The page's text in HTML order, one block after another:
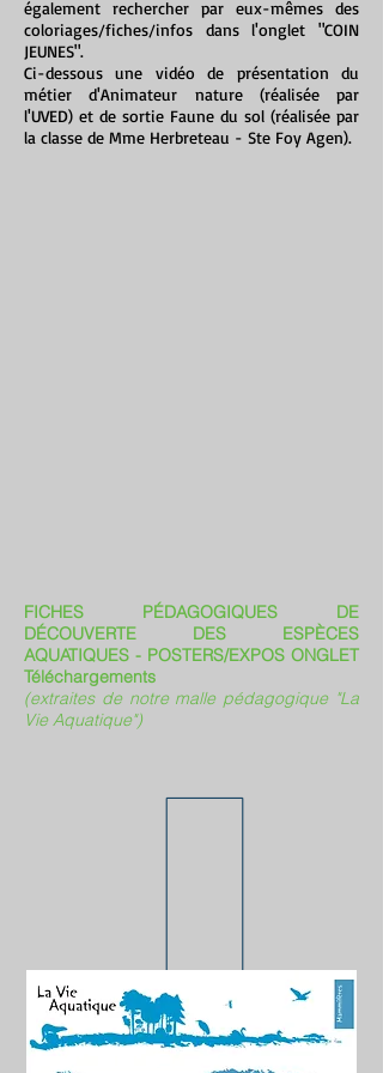
également rechercher par eux-mêmes des
coloriages/fiches/infos dans l'onglet "COIN
JEUNES".
Ci-dessous une vidéo de présentation du
métier d'Animateur nature (réalisée par
l'UVED) et de sortie Faune du sol (réalisée par
la classe de Mme Herbreteau - Ste Foy Agen).
FICHES PÉDAGOGIQUES DE
DÉCOUVERTE DES ESPÈCES
AQUATIQUES - POSTERS/EXPOS ONGLET
Téléchargements
(extraites de notre malle pédagogique "La
Vie Aquatique")